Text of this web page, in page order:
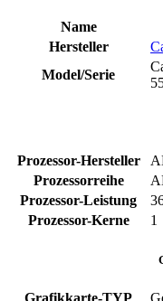
Name
Hersteller
Model/Serie
Prozessor-Hersteller
Prozessorreihe
Prozessor-Leistung
Prozessor-Kerne
‎1